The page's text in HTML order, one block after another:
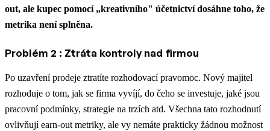
out, ale kupec pomocí „kreativního" účetnictví dosáhne toho, že
metrika není splněna.
Problém 2 : Ztráta kontroly nad firmou
Po uzavření prodeje ztratíte rozhodovací pravomoc. Nový majitel
rozhoduje o tom, jak se firma vyvíjí, do čeho se investuje, jaké jsou
pracovní podmínky, strategie na trzích atd. Všechna tato rozhodnutí
ovlivňují earn-out metriky, ale vy nemáte prakticky žádnou možnost